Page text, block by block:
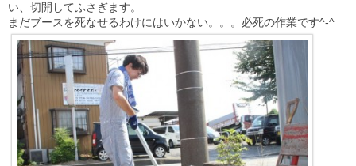
い、切開してふさぎます。
まだブースを死なせるわけにはいかない。。。必死の作業です^-^